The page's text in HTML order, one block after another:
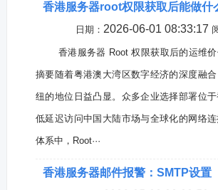
香港服务器root权限获取后能做什
日期： 2026-06-01 08:33:17
香港服务器 Root 权限获取后的运维
摘要随着粤港澳大湾区数字经济的深度融
纽的地位日益凸显。众多企业选择部署位
低延迟访问中国大陆市场与全球化的网络
体系中，Root···
香港服务器邮件报警：SMTP设置